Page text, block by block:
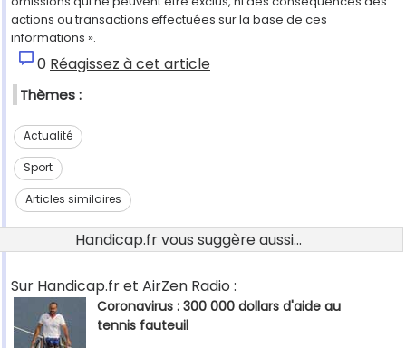
actions ou transactions effectuées sur la base de ces
informations ».
0 Réagissez à cet article
Thèmes :
Actualité
Sport
Articles similaires
Handicap.fr vous suggère aussi...
Sur Handicap.fr et AirZen Radio :
Coronavirus : 300 000 dollars d'aide au
tennis fauteuil